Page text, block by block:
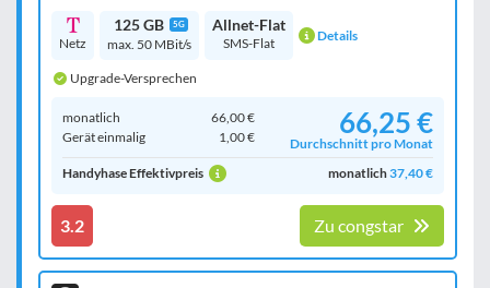
Netz
125 GB 5G
max. 50 MBit/s
Allnet-Flat
SMS-Flat Details
Upgrade-Versprechen
monatlich
66,00 €
Gerät einmalig
1,00 € 66,25 €
Durchschnitt pro Monat
Handyhase Effektivpreis
monatlich37,40 €
3.2 Zu congstar